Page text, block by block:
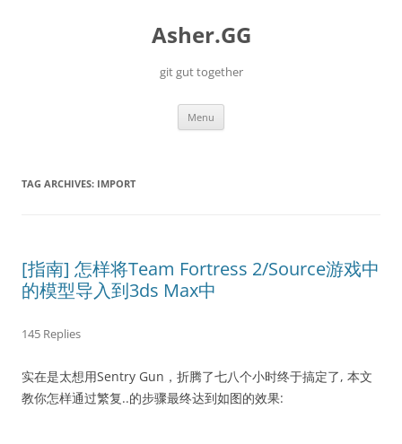
Asher.GG
git gut together
Menu
TAG ARCHIVES: IMPORT
[指南] 怎样将Team Fortress 2/Source游戏中
的模型导入到3ds Max中
145 Replies
实在是太想用Sentry Gun，折腾了七八个小时终于搞定了, 本文
教你怎样通过繁复..的步骤最终达到如图的效果: